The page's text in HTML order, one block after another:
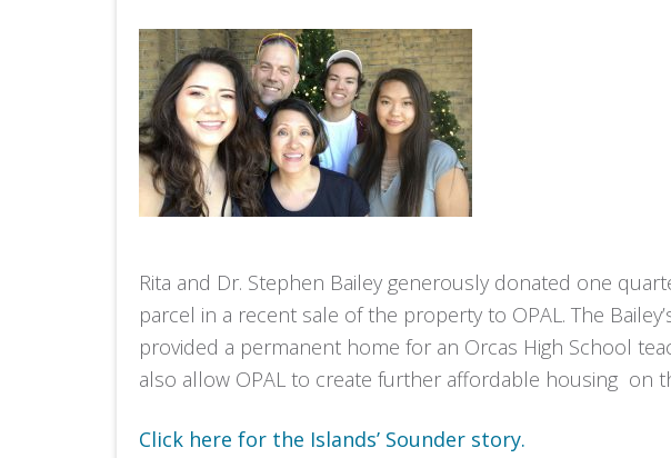
Rita and Dr. Stephen Bailey generously donated one
parcel in a recent sale of the property to OPAL. The
provided a permanent home for an Orcas High School
also allow OPAL to create further affordable housing on
Click here for the Islands’ Sounder story.